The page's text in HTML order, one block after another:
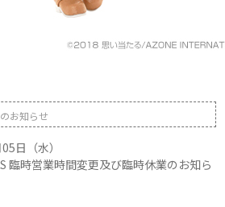
お知らせ
日（水）
臨時営業時間変更及び臨時休業のお知ら